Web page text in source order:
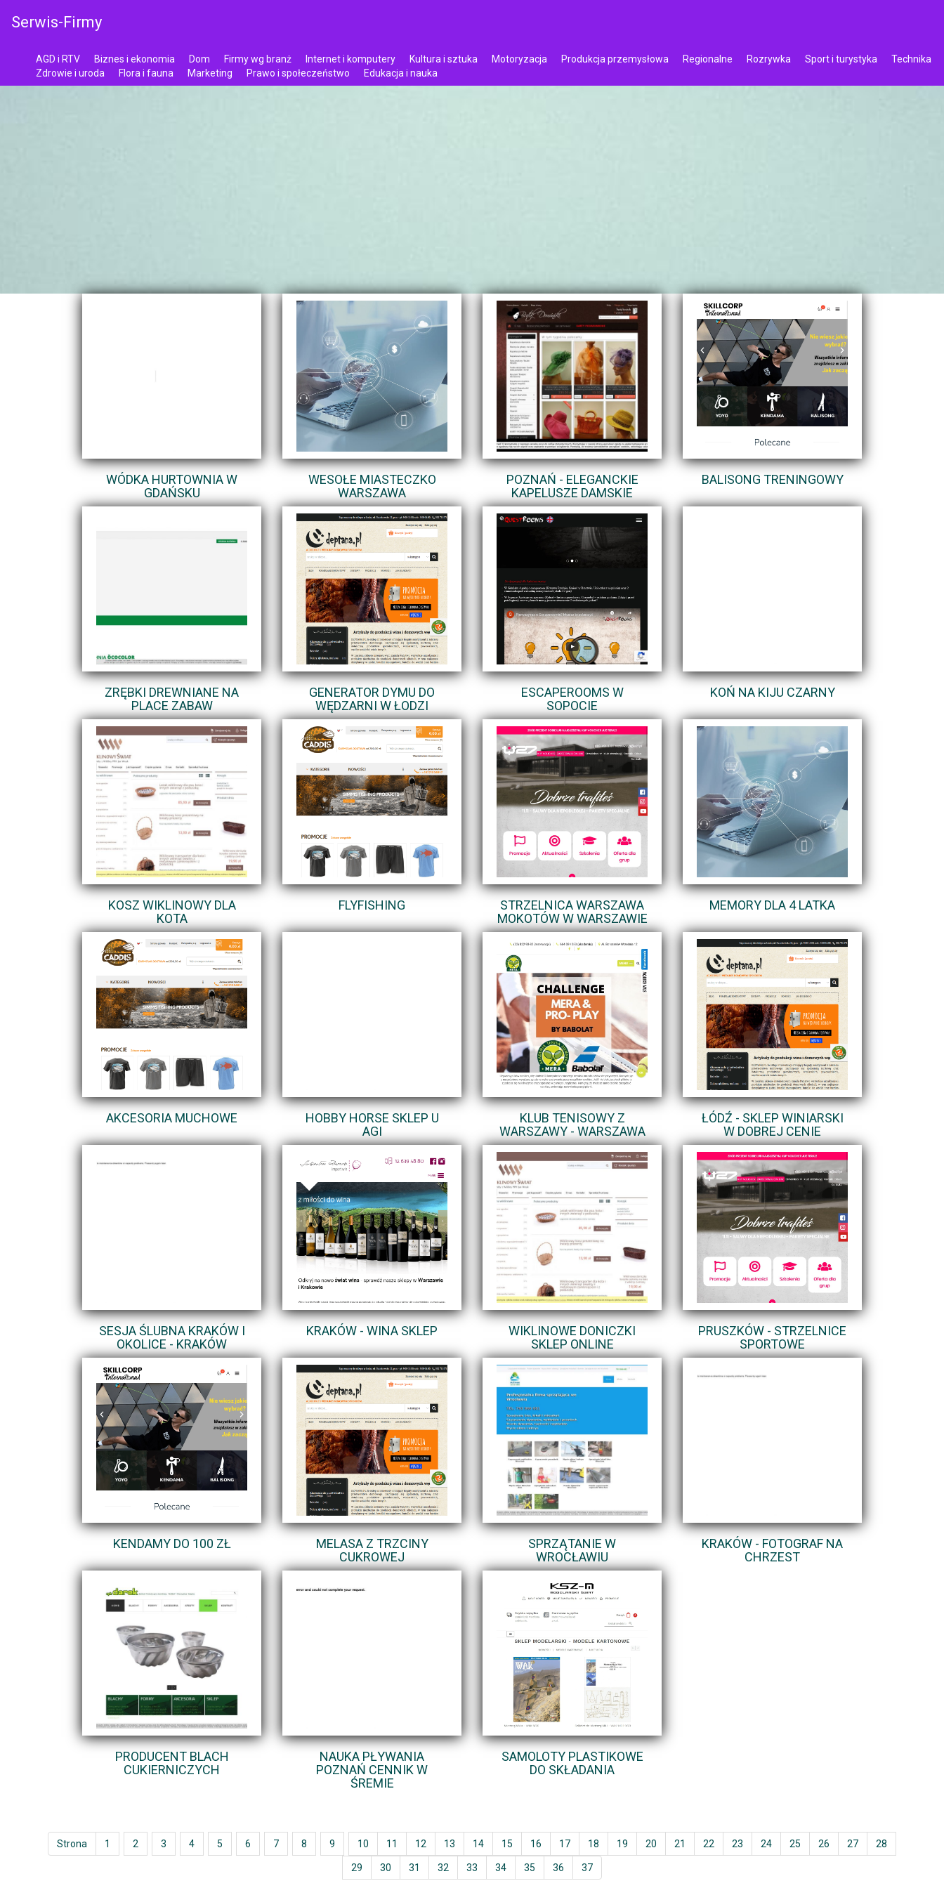
Serwis-Firmy
AGD i RTV Biznes i ekonomia Dom Firmy wg branż Internet i komputery Kultura i sztuka Motoryzacja Produkcja przemysłowa Regionalne Rozrywka Sport i turystyka
Technika
Zdrowie i uroda
Flora i fauna Marketing Prawo i społeczeństwo Edukacja i nauka
WÓDKA HURTOWNIA W
GDAŃSKU
WESOŁE MIASTECZKO
WARSZAWA
POZNAŃ - ELEGANCKIE
KAPELUSZE DAMSKIE
BALISONG TRENINGOWY
ZRĘBKI DREWNIANE NA
PLACE ZABAW
GENERATOR DYMU DO
WĘDZARNI W ŁODZI
ESCAPEROOMS W
SOPOCIE
KOŃ NA KIJU CZARNY
KOSZ WIKLINOWY DLA
KOTA
FLYFISHING
STRZELNICA WARSZAWA
MOKOTÓW W WARSZAWIE
MEMORY DLA 4 LATKA
AKCESORIA MUCHOWE
HOBBY HORSE SKLEP U
AGI
KLUB TENISOWY Z
WARSZAWY - WARSZAWA
ŁÓDŹ - SKLEP WINIARSKI
W DOBREJ CENIE
SESJA ŚLUBNA KRAKÓW I
OKOLICE - KRAKÓW
KRAKÓW - WINA SKLEP
WIKLINOWE DONICZKI
SKLEP ONLINE
PRUSZKÓW - STRZELNICE
SPORTOWE
KENDAMY DO 100 ZŁ
MELASA Z TRZCINY
CUKROWEJ
SPRZĄTANIE W
WROCŁAWIU
KRAKÓW - FOTOGRAF NA
CHRZEST
PRODUCENT BLACH
CUKIERNICZYCH
NAUKA PŁYWANIA
POZNAŃ CENNIK W
ŚREMIE
SAMOLOTY PLASTIKOWE
DO SKŁADANIA
Strona 1 2 3 4 5 6 7 8 9 10 11 12 13 14 15 16 17 18 19 20 21 22 23 24 25 26 27 28
29 30 31 32 33 34 35 36 37